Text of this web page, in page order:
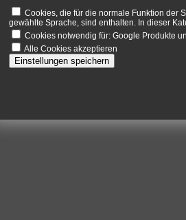
Cookies, die für die normale Funktion der
gewählte Sprache, sind enthalten. In dieser
Cookies notwendig für: Google Produkte
Alle Cookies akzeptieren
Einstellungen speichern